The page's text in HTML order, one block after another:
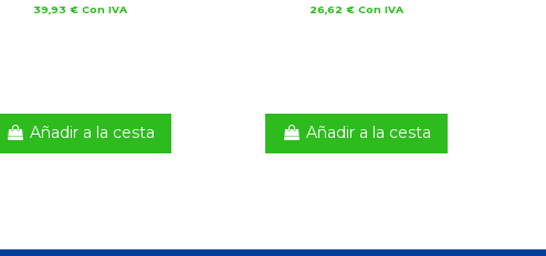
39,93 € Con IVA
Añadir a la cesta
26,62 € Con IVA
Añadir a la cesta